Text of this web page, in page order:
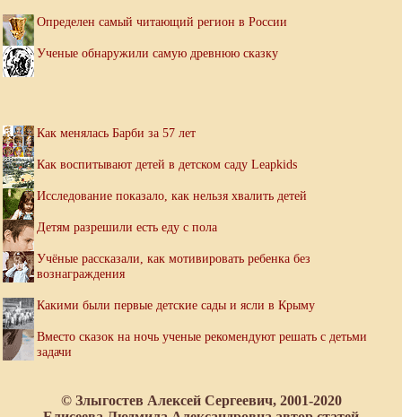
Определен самый читающий регион в России
Ученые обнаружили самую древнюю сказку
Как менялась Барби за 57 лет
Как воспитывают детей в детском саду Leapkids
Исследование показало, как нельзя хвалить детей
Детям разрешили есть еду с пола
Учёные рассказали, как мотивировать ребенка без
вознаграждения
Какими были первые детские сады и ясли в Крыму
Вместо сказок на ночь ученые рекомендуют решать с детьми
задачи
© Злыгостев Алексей Сергеевич, 2001-2020